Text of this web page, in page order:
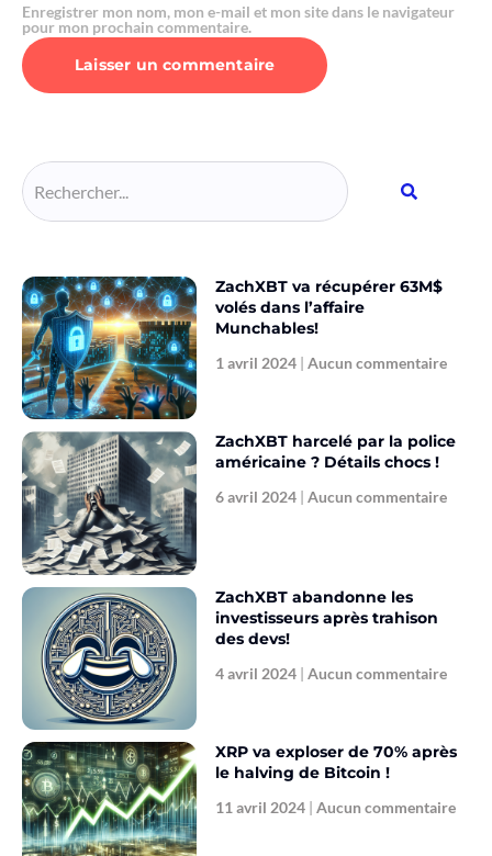
Enregistrer mon nom, mon e-mail et mon site dans le navigateur
pour mon prochain commentaire.
ZachXBT va récupérer 63M$
volés dans l’affaire
Munchables!
1 avril 2024 Aucun commentaire
ZachXBT harcelé par la police
américaine ? Détails chocs !
6 avril 2024 Aucun commentaire
ZachXBT abandonne les
investisseurs après trahison
des devs!
4 avril 2024 Aucun commentaire
XRP va exploser de 70% après
le halving de Bitcoin !
11 avril 2024 Aucun commentaire